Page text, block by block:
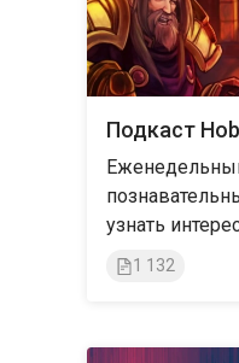
Подкаст
узнать
1 132